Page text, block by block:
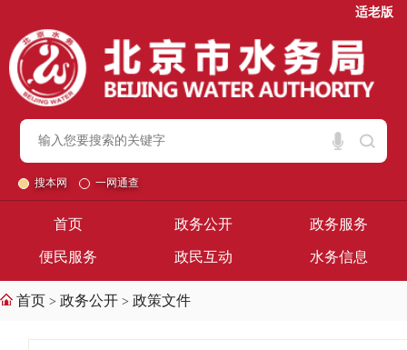
适老版
搜本网 一网通查
首页 政务公开 政务服务
便民服务 政民互动 水务信息
首页 > 政务公开 > 政策文件